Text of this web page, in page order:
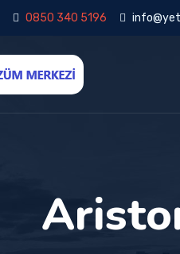
0850 340 5196